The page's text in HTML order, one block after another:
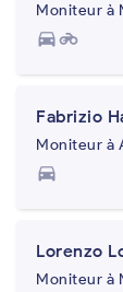
Moniteur à
directions_carmotorcycle
Fabrizio
Moniteur à
directions_car
Lorenzo
Moniteur à